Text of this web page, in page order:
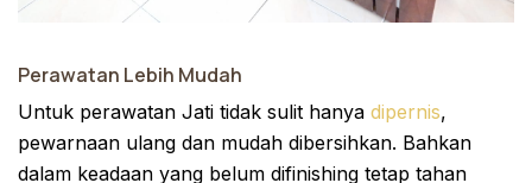
Perawatan Lebih Mudah
Untuk perawatan Jati tidak sulit hanya dipernis,
pewarnaan ulang dan mudah dibersihkan. Bahkan
dalam keadaan yang belum difinishing tetap tahan